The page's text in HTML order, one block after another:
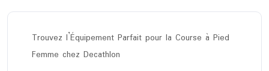
Trouvez l’Équipement Parfait pour la Course à Pied
Femme chez Decathlon